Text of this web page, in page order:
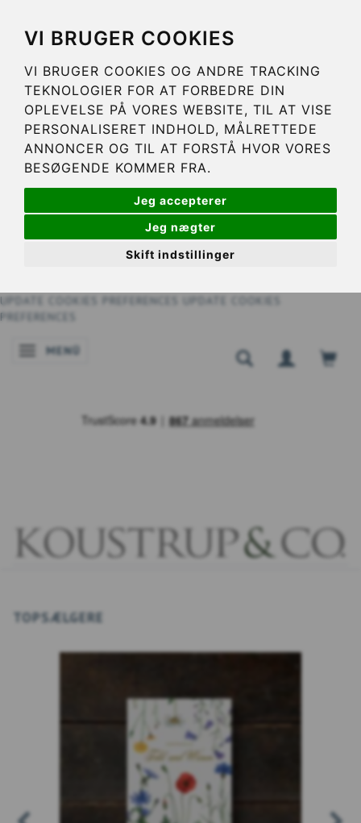
VI BRUGER COOKIES
VI BRUGER COOKIES OG ANDRE TRACKING
TEKNOLOGIER FOR AT FORBEDRE DIN
OPLEVELSE PÅ VORES WEBSITE, TIL AT VISE
PERSONALISERET INDHOLD, MÅLRETTEDE
ANNONCER OG TIL AT FORSTÅ HVOR VORES
BESØGENDE KOMMER FRA.
Jeg accepterer
Jeg nægter
Skift indstillinger
UPDATE COOKIES PREFERENCES
UPDATE COOKIES
PREFERENCES
ANZEIGE ÄNDERN
MENÜ
TOPSÆLGERE